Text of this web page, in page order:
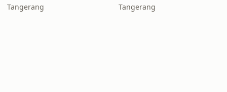
Tangerang Tangerang